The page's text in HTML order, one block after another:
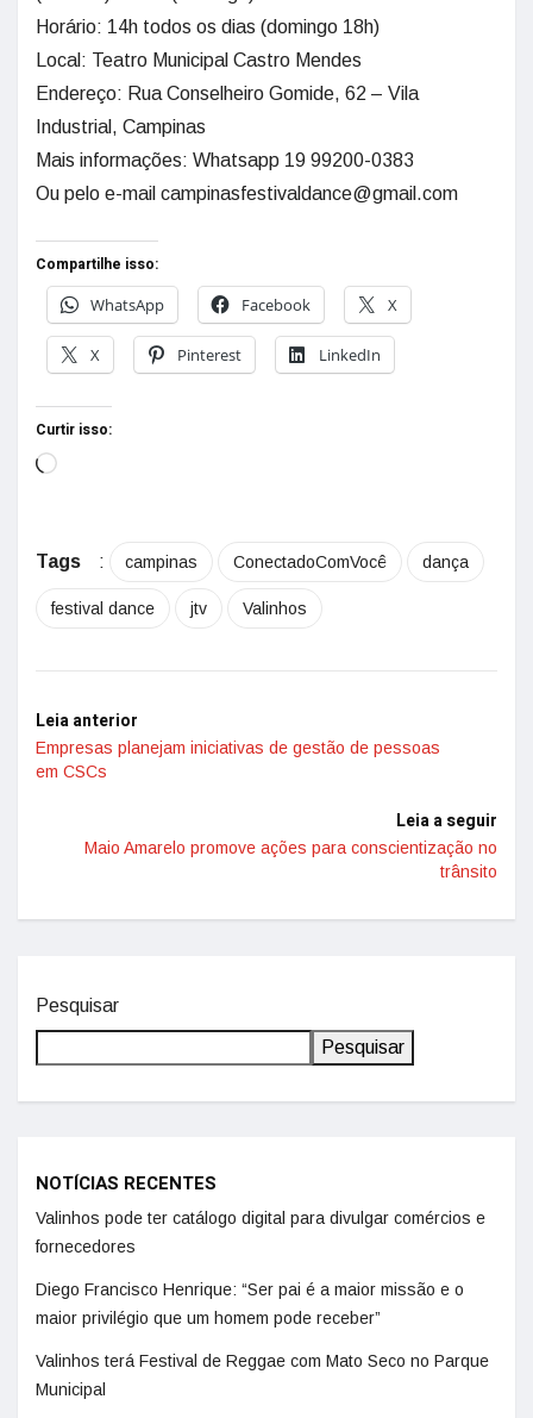
Horário: 14h todos os dias (domingo 18h)
Local: Teatro Municipal Castro Mendes
Endereço: Rua Conselheiro Gomide, 62 – Vila
Industrial, Campinas
Mais informações: Whatsapp 19 99200-0383
Ou pelo e-mail campinasfestivaldance@gmail.com
Compartilhe isso:
WhatsApp
Facebook X
X Pinterest LinkedIn
Curtir isso:
Tags : campinas ConectadoComVocê dança
festival dance jtv Valinhos
Leia anterior
Empresas planejam iniciativas de gestão de pessoas
em CSCs
Leia a seguir
Maio Amarelo promove ações para conscientização no
trânsito
Pesquisar
Pesquisar
NOTÍCIAS RECENTES
Valinhos pode ter catálogo digital para divulgar comércios e
fornecedores
Diego Francisco Henrique: “Ser pai é a maior missão e o
maior privilégio que um homem pode receber”
Valinhos terá Festival de Reggae com Mato Seco no Parque
Municipal